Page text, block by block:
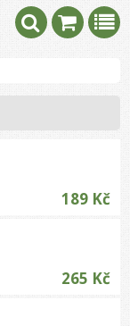
189 Kč
265 Kč